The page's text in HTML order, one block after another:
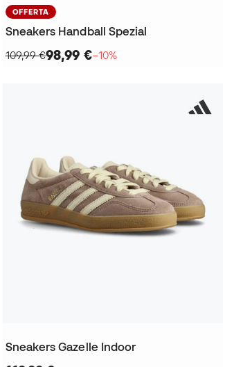
OFFERTA
Sneakers Handball Spezial
109,99 €98,99 €−10%
Sneakers Gazelle Indoor